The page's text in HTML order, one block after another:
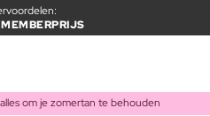
om je zomertan te behouden